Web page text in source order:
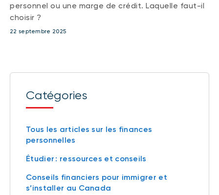
personnel ou une marge de crédit. Laquelle faut-il
choisir ?
22 septembre 2025
Catégories
Tous les articles sur les finances
personnelles
Étudier : ressources et conseils
Conseils financiers pour immigrer et
s’installer au Canada